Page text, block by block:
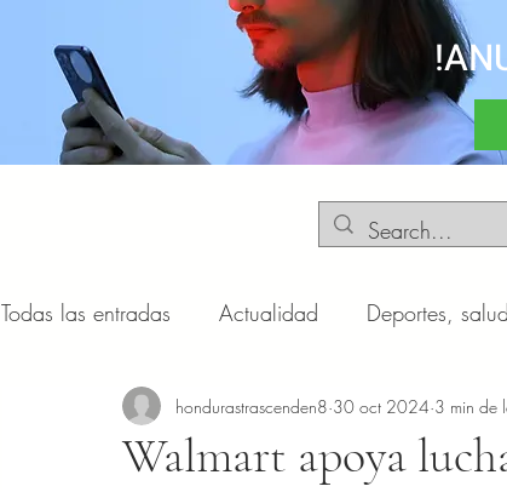
Todas las entradas Actualidad Deportes,
Estilo de vida, viajes y turismo Negocios y
Walmart apoya
hondurastrascenden8 30 oct 2024 3 min de